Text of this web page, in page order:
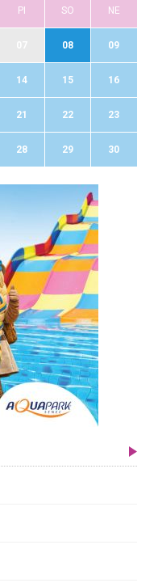
PI SO NE
08 09
14 15 16
21 22 23
28 29 30